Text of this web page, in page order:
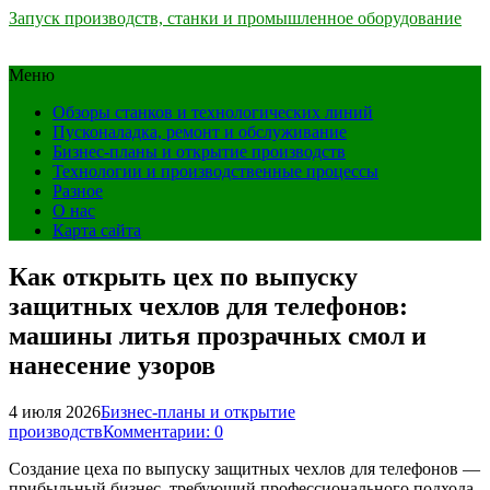
Запуск производств, станки и промышленное оборудование
Меню
Обзоры станков и технологических линий
Пусконаладка, ремонт и обслуживание
Бизнес-планы и открытие производств
Технологии и производственные процессы
Разное
О нас
Карта сайта
Как открыть цех по выпуску
защитных чехлов для телефонов:
машины литья прозрачных смол и
нанесение узоров
4 июля 2026Бизнес-планы и открытие
производствКомментарии: 0
Создание цеха по выпуску защитных чехлов для телефонов —